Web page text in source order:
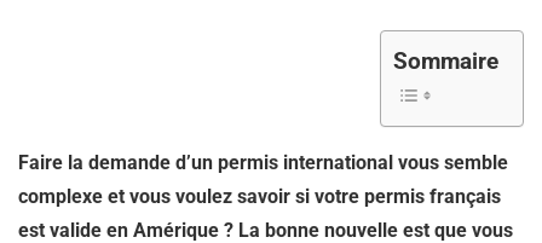
Sommaire
Faire la demande d’un permis international vous semble
complexe et vous voulez savoir si votre permis français
est valide en Amérique ? La bonne nouvelle est que vous